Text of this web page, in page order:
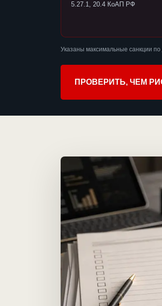
5.27.1, 20.4 КоАП РФ
Указаны максимальные санкции
ПРОВЕРИТЬ, ЧЕМ